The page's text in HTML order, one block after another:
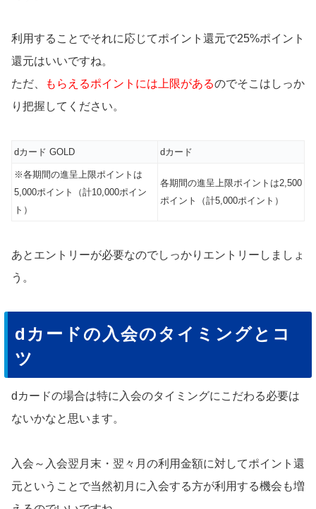
利用することでそれに応じてポイント還元で25%ポイント
還元はいいですね。
ただ、
もらえるポイントには上限があるのでそこはしっか
り把握してください。
dカード GOLD dカード
※各期間の進呈上限ポイントは
5,000ポイント（計10,000ポイン
ト）
各期間の進呈上限ポイントは2,500
ポイント（計5,000ポイント）
あとエントリーが必要なのでしっかりエントリーしましょ
う。
dカードの入会のタイミングとコ
ツ
dカードの場合は特に入会のタイミングにこだわる必要は
ないかなと思います。
入会～入会翌月末・翌々月の利用金額に対してポイント還
元ということで当然初月に入会する方が利用する機会も増